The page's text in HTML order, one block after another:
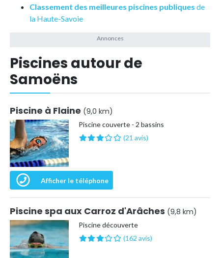
Classement des meilleures piscines publiques de
la Haute-Savoie
Piscines autour de
Samoëns
Piscine à Flaine (9,0 km)
Piscine couverte - 2 bassins
(21 avis)
Afficher le téléphone
Piscine spa aux Carroz d'Arâches (9,8 km)
Piscine découverte
(162 avis)